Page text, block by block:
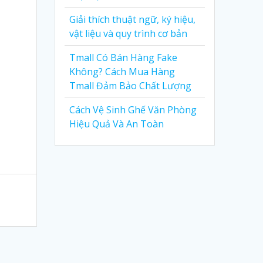
Giải thích thuật ngữ, ký hiệu,
vật liệu và quy trình cơ bản
Tmall Có Bán Hàng Fake
Không? Cách Mua Hàng
Tmall Đảm Bảo Chất Lượng
Cách Vệ Sinh Ghế Văn Phòng
Hiệu Quả Và An Toàn